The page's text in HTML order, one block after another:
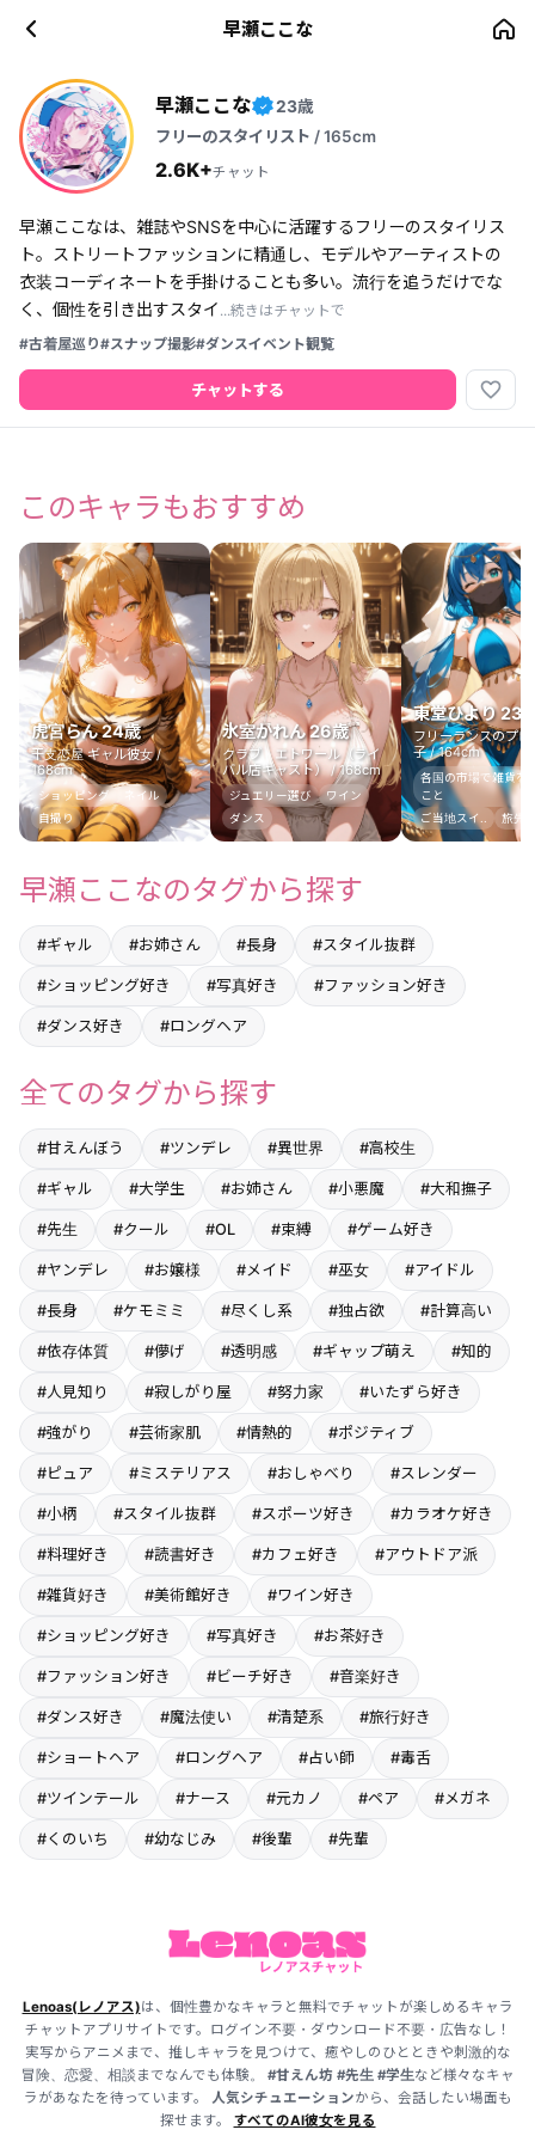
早瀬ここな
早瀬ここな ✓
23歳
フリーのスタイリスト / 165cm
2.6K+チャット
早瀬ここなは、雑誌やSNSを中心に活躍するフリーのスタイリス
ト。ストリートファッションに精通し、モデルやアーティストの
衣装コーディネートを手掛けることも多い。流行を追うだけでな
く、個性を引き出すスタイ ...続きはチャットで
#古着屋巡り#スナップ撮影#ダンスイベント観覧
チャットする favorite_border
このキャラもおすすめ
虎宮らん 24歳
干支恋屋 ギャル彼女 /
168cm
ショッピング
ネイル
自撮り
氷室かれん 26歳
クラブ エトワール（ライ
バル店キャスト） / 168cm
ジュエリー選び
ワイン
ダンス
東堂ひより 23
フリーランスのプロ
子 / 164cm
各国の市場で雑貨を
こと
ご当地スイ..
旅先
早瀬ここなのタグから探す
#ギャル #お姉さん #長身 #スタイル抜群
#ショッピング好き #写真好き #ファッション好き
#ダンス好き #ロングヘア
全てのタグから探す
#甘えんぼう #ツンデレ #異世界 #高校生
#ギャル #大学生 #お姉さん #小悪魔 #大和撫子
#先生 #クール #OL #束縛 #ゲーム好き
#ヤンデレ #お嬢様 #メイド #巫女 #アイドル
#長身 #ケモミミ #尽くし系 #独占欲 #計算高い
#依存体質 #儚げ #透明感 #ギャップ萌え #知的
#人見知り #寂しがり屋 #努力家 #いたずら好き
#強がり #芸術家肌 #情熱的 #ポジティブ
#ピュア #ミステリアス #おしゃべり #スレンダー
#小柄 #スタイル抜群 #スポーツ好き #カラオケ好き
#料理好き #読書好き #カフェ好き #アウトドア派
#雑貨好き #美術館好き #ワイン好き
#ショッピング好き #写真好き #お茶好き
#ファッション好き #ビーチ好き #音楽好き
#ダンス好き #魔法使い #清楚系 #旅行好き
#ショートヘア #ロングヘア #占い師 #毒舌
#ツインテール #ナース #元カノ #ペア #メガネ
#くのいち #幼なじみ #後輩 #先輩
Lenoas(レノアス)は、個性豊かなキャラと無料でチャットが楽しめるキャラ
チャットアプリサイトです。ログイン不要・ダウンロード不要・広告なし！
実写からアニメまで、推しキャラを見つけて、癒やしのひとときや刺激的な
冒険、恋愛、相談までなんでも体験。 #甘えん坊 #先生 #学生など様々なキャ
ラがあなたを待っています。
人気シチュエーションから、会話したい場面も
探せます。 すべてのAI彼女を見る